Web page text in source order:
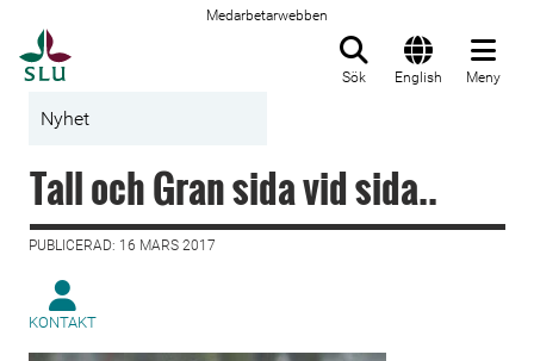
Medarbetarwebben
Sök English Meny
Nyhet
Tall och Gran sida vid sida..
PUBLICERAD: 16 MARS 2017
KONTAKT